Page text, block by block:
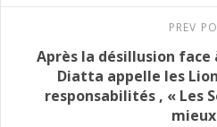
PREV
Après la désillusion face
Diatta appelle les
responsabilités , « Les